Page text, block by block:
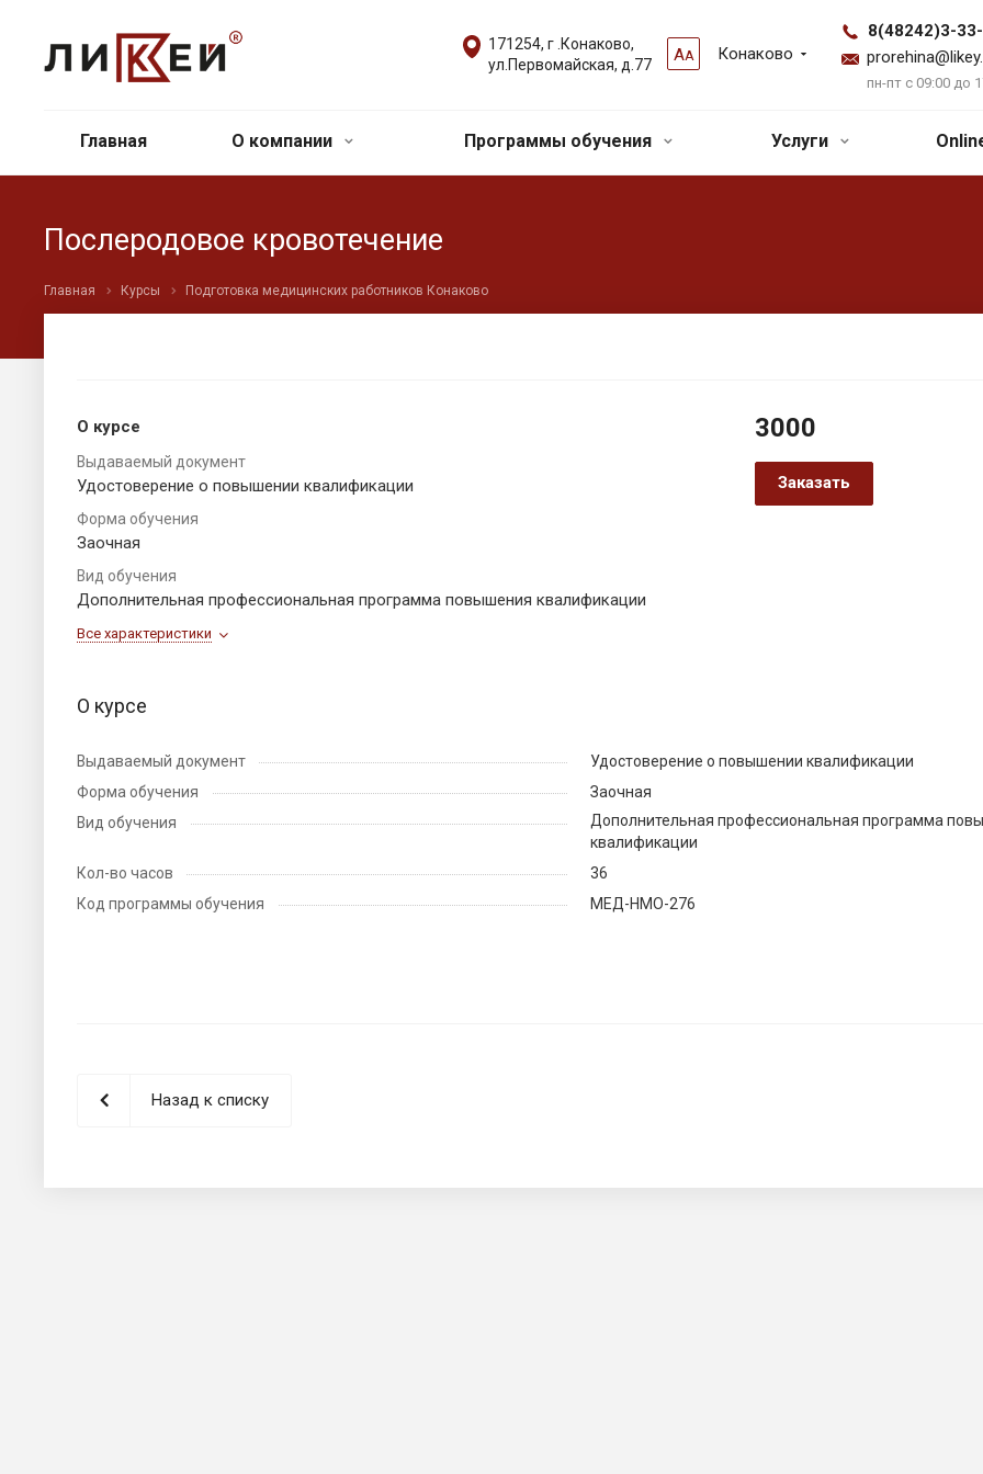
АА Конаково
8(48242)3-
пн-пт с 09:00 до
171254, г .Конаково,
ул.Первомайская, д.77
Главная О компании Программы обучения Услуги
Послеродовое кровотечение
Главная Курсы Подготовка медицинских работников Конаково
О курсе
Выдаваемый документ
Удостоверение о повышении квалификации
Форма обучения
Заочная
Вид обучения
Дополнительная профессиональная программа повышения квалификации
Все характеристики
3000
Заказать
О курсе
Выдаваемый документ
Удостоверение о повышении квалификации
Форма обучения
Заочная
Вид обучения
Дополнительная профессиональная программа
квалификации
Кол-во часов
36
Код программы обучения
МЕД-НМО-276
Назад к списку